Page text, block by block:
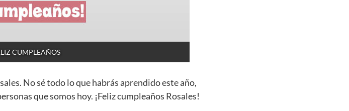
CUMPLEAÑOS
No sé todo lo que habrás aprendido este año,
que somos hoy. ¡Feliz cumpleaños Rosales!